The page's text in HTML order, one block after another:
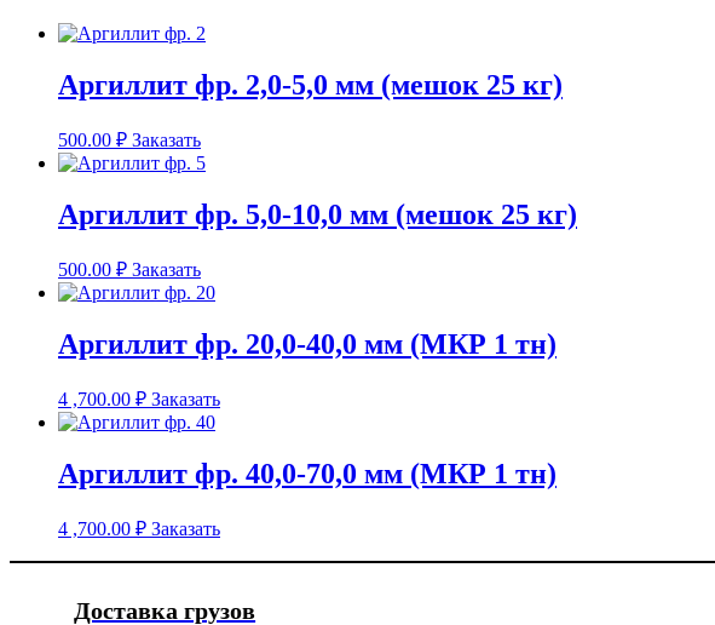
Аргиллит фр. 2,0-5,0 мм (мешок 25 кг)
500.00 ₽ Заказать
Аргиллит фр. 5,0-10,0 мм (мешок 25 кг)
500.00 ₽ Заказать
Аргиллит фр. 20,0-40,0 мм (МКР 1 тн)
4 ,700.00 ₽ Заказать
Аргиллит фр. 40,0-70,0 мм (МКР 1 тн)
4 ,700.00 ₽ Заказать
Доставка грузов